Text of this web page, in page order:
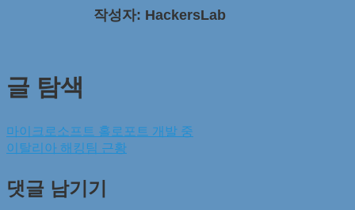
작성자: HackersLab
글 탐색
마이크로소프트 홀로포트 개발 중
이탈리아 해킹팀 근황
댓글 남기기